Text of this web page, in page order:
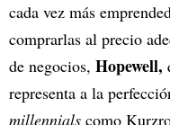
cada vez más
comprarlas al precio
de negocios, Hopewell,
representa a la
millennials como